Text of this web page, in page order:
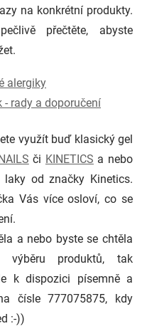
na konkrétní produkty.
přečtěte, abyste
alergiky
- rady a doporučení
využít buď klasický gel
či KINETICS a nebo
od značky Kinetics.
Vás více osloví, co se
a nebo byste se chtěla
výběru produktů, tak
k dispozici písemně a
čísle 777075875, kdy
:-))